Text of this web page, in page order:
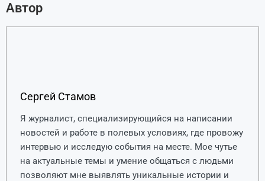
Автор
Сергей Стамов
Я журналист, специализирующийся на написании
новостей и работе в полевых условиях, где провожу
интервью и исследую события на месте. Мое чутье
на актуальные темы и умение общаться с людьми
позволяют мне выявлять уникальные истории и